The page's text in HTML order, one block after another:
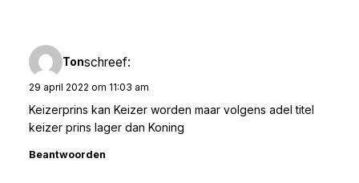
Tonschreef:
29 april 2022 om 11:03 am
Keizerprins kan Keizer worden maar volgens adel titel
keizer prins lager dan Koning
Beantwoorden